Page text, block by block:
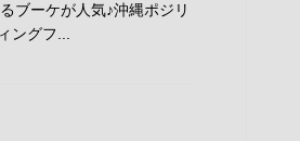
ブーケが人気♪沖縄ポジリ
ングフ...